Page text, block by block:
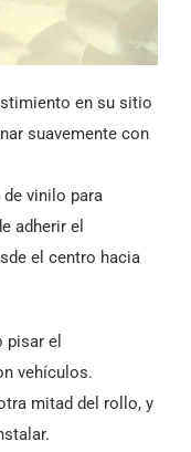
en su sitio
suavemente con
vinilo para
adherir el
el centro hacia
pisar el
vehículos.
mitad del rollo, y